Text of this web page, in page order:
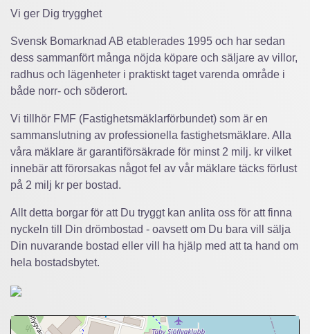
Vi ger Dig trygghet
Svensk Bomarknad AB etablerades 1995 och har sedan
dess sammanfört många nöjda köpare och säljare av villor,
radhus och lägenheter i praktiskt taget varenda område i
både norr- och söderort.
Vi tillhör FMF (Fastighetsmäklarförbundet) som är en
sammanslutning av professionella fastighetsmäklare. Alla
våra mäklare är garantiförsäkrade för minst 2 milj. kr vilket
innebär att förorsakas något fel av vår mäklare täcks förlust
på 2 milj kr per bostad.
Allt detta borgar för att Du tryggt kan anlita oss för att finna
nyckeln till Din drömbostad - oavsett om Du bara vill sälja
Din nuvarande bostad eller vill ha hjälp med att ta hand om
hela bostadsbytet.